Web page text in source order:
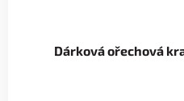
Dárková ořechová